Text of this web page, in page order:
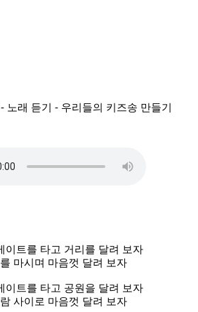
이트를 타고 거리를 달려 보자
마시며 마음껏 달려 보자
이트를 타고 공원을 달려 보자
사이로 마음껏 달려 보자